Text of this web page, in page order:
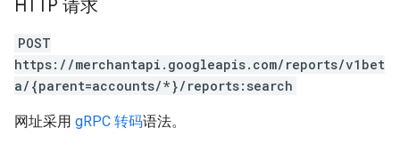
HTTP 请求
POST
https://merchantapi.googleapis.com/reports/v1bet
a/{parent=accounts/*}/reports:search
网址采用 gRPC 转码语法。